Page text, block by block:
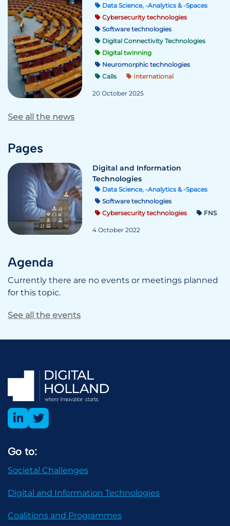
Data Science, -Analytics & -Spaces
Cybersecurity technologies
Software technologies
Digital Connectivity Technologies
Digital twinning
Neuromorphic technologies
Calls
International
20 October 2025
See all the news
Pages
Digital and Information
Technologies
Data Science, -Analytics & -Spaces
Software technologies
Cybersecurity technologies
FNS
4 October 2022
Agenda
Currently there are no events or meetings planned
for this topic.
See all the events
Go to:
Societal Challenges
Digital and Information Technologies
Coalitions and Programmes